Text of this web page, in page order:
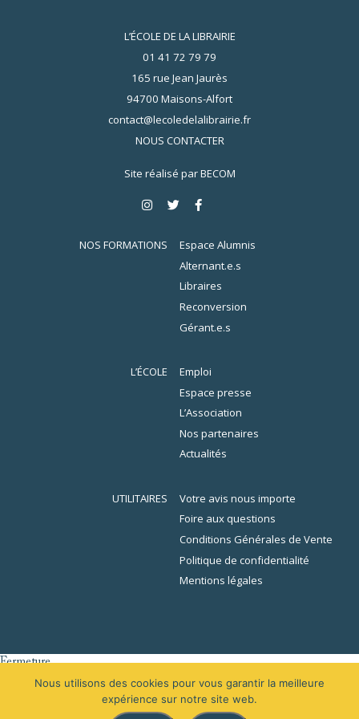
L’ÉCOLE DE LA LIBRAIRIE
01 41 72 79 79
165 rue Jean Jaurès
94700 Maisons-Alfort
contact@lecoledelalibrairie.fr
NOUS CONTACTER
Site réalisé parBECOM
NOS FORMATIONS
Espace Alumnis
Alternant.e.s
Libraires
Reconversion
Gérant.e.s
L’ÉCOLE
Emploi
Espace presse
L’Association
Nos partenaires
Actualités
UTILITAIRES
Votre avis nous importe
Foire aux questions
Conditions Générales de Vente
Politique de confidentialité
Mentions légales
Fermeture
L’École de la Librairie sera fermée du 1 au 16 août 2026 inclus. En
raison des congés, votre demande de devis sera traitée à partir du 31
Nous utilisons des cookies pour vous garantir la meilleure
expérience sur notre site web.